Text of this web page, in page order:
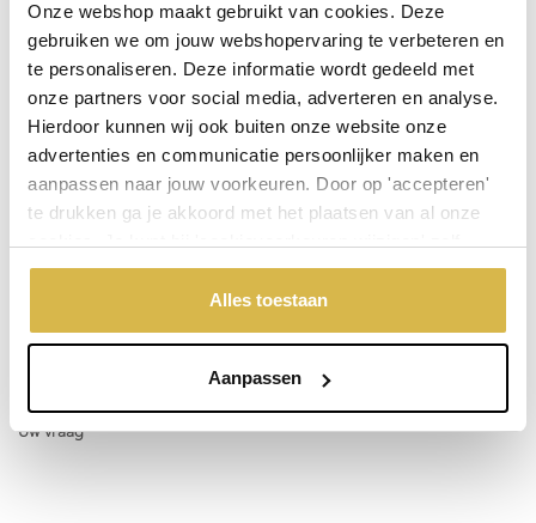
Onze webshop maakt gebruikt van cookies. Deze
gebruiken we om jouw webshopervaring te verbeteren en
te personaliseren. Deze informatie wordt gedeeld met
onze partners voor social media, adverteren en analyse.
Hierdoor kunnen wij ook buiten onze website onze
advertenties en communicatie persoonlijker maken en
aanpassen naar jouw voorkeuren. Door op 'accepteren'
te drukken ga je akkoord met het plaatsen van al onze
aangeven welke cookies jouw akkoord krijgen. En door te
'weigeren' worden alleen de functionele cookies
geplaatst. Bekijk onze cookieverklaring voor meer
Alles toestaan
Aanpassen
Niet goed, geld terug
Stel een vraag over dit product
Uw naam
Emailadres
Telefoonnummer
Uw vraag